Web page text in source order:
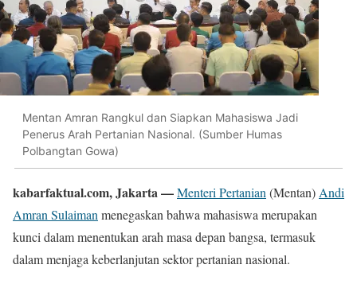
Mentan Amran Rangkul dan Siapkan Mahasiswa Jadi
Penerus Arah Pertanian Nasional. (Sumber Humas
Polbangtan Gowa)
kabarfaktual.com, Jakarta —Menteri Pertanian (Mentan) Andi
Amran Sulaiman menegaskan bahwa mahasiswa merupakan
kunci dalam menentukan arah masa depan bangsa, termasuk
dalam menjaga keberlanjutan sektor pertanian nasional.